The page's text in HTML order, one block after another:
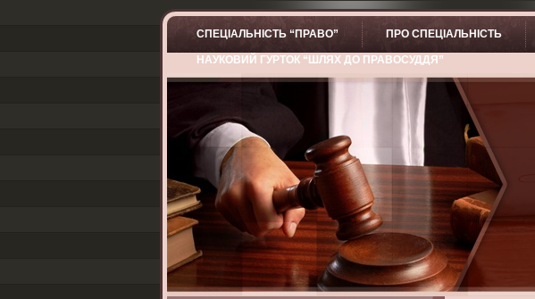
СПЕЦІАЛЬНІСТЬ “ПРАВО” ПРО СПЕЦІАЛЬНІСТЬ
НАУКОВИЙ ГУРТОК “ШЛЯХ ДО ПРАВОСУДДЯ”